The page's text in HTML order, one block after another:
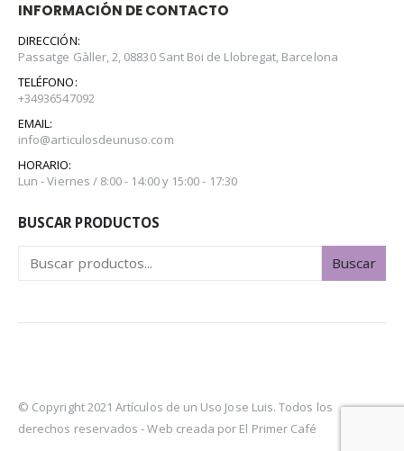
INFORMACIÓN DE CONTACTO
DIRECCIÓN:
Passatge Gàller, 2, 08830 Sant Boi de Llobregat, Barcelona
TELÉFONO:
+34936547092
EMAIL:
info@articulosdeunuso.com
HORARIO:
Lun - Viernes / 8:00 - 14:00 y 15:00 - 17:30
BUSCAR PRODUCTOS
Buscar
© Copyright 2021 Artículos de un Uso Jose Luis. Todos los
derechos reservados -Web creada por El Primer Café